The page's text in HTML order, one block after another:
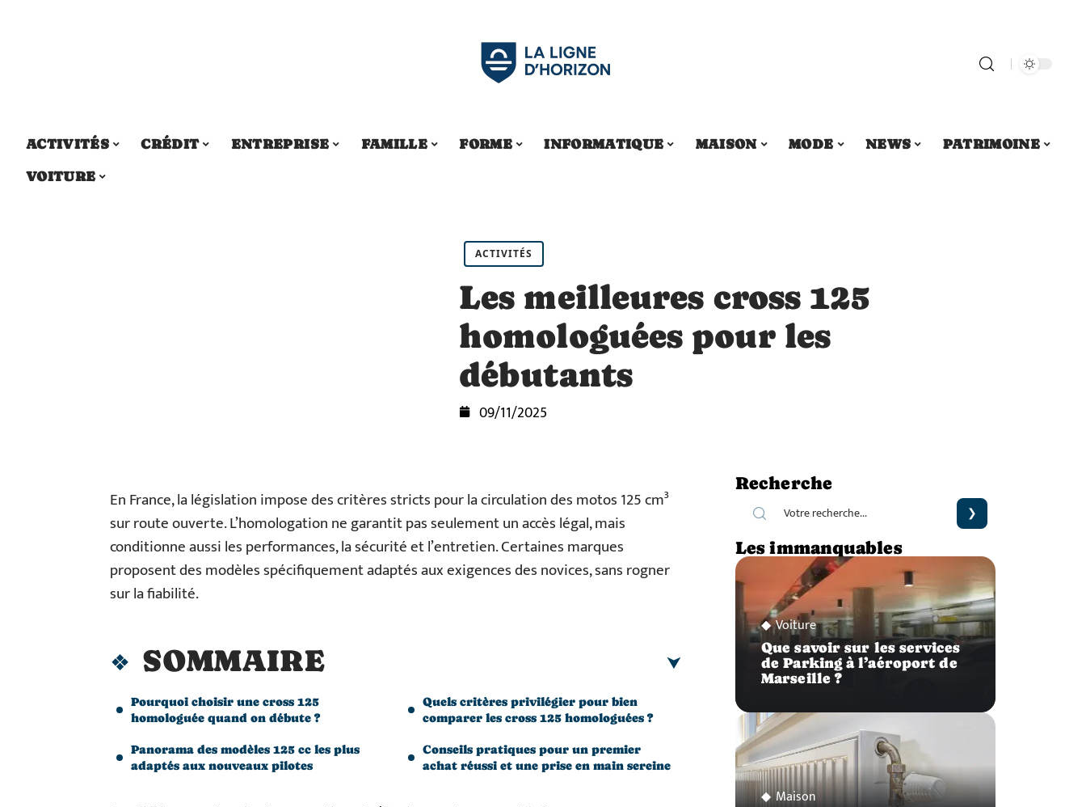
ACTIVITÉS CRÉDIT ENTREPRISE FAMILLE FORME INFORMATIQUE MAISON MODE NEWS
PATRIMOINE
VOITURE
ACTIVITÉS
Les meilleures cross 125
homologuées pour les
débutants
09/11/2025
En France, la législation impose des critères stricts pour la circulation des motos 125 cm³
sur route ouverte. L’homologation ne garantit pas seulement un accès légal, mais
conditionne aussi les performances, la sécurité et l’entretien. Certaines marques
proposent des modèles spécifiquement adaptés aux exigences des novices, sans rogner
sur la fiabilité.
SOMMAIRE
Pourquoi choisir une cross 125
homologuée quand on débute ?
Panorama des modèles 125 cc les plus
adaptés aux nouveaux pilotes
Quels critères privilégier pour bien
comparer les cross 125 homologuées ?
Conseils pratiques pour un premier
achat réussi et une prise en main sereine
Recherche
Les immanquables
Voiture
Que savoir sur les services
de Parking à l’aéroport de
Marseille ?
Maison